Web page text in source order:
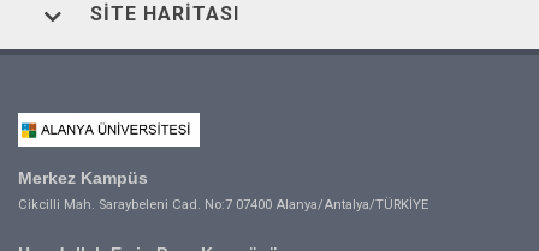
SITE HARITASI
Merkez Kampüs
Cikcilli Mah. Saraybeleni Cad. No:7 07400 Alanya/Antalya/TÜRKİYE